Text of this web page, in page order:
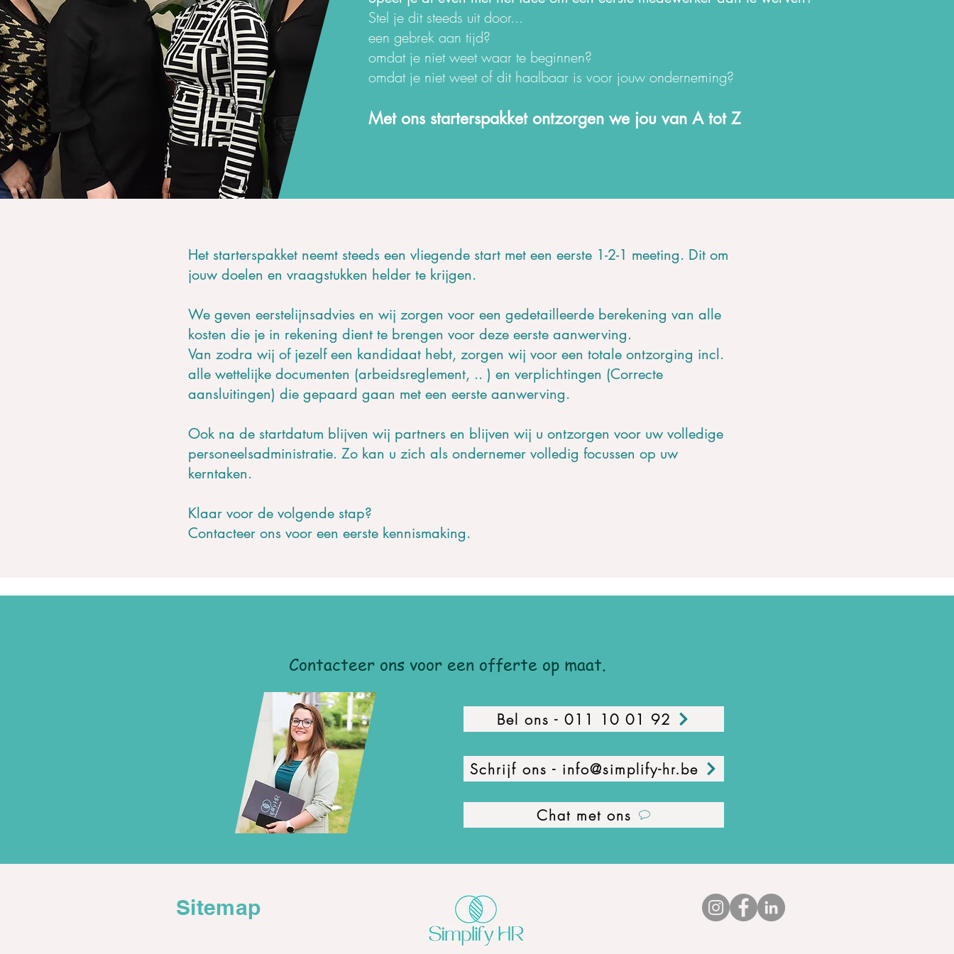
Stel je dit steeds uit door...
een gebrek aan tijd?
omdat je niet weet waar te beginnen?
omdat je niet weet of dit haalbaar is voor jouw onderneming?
Met ons starterspakket ontzorgen we jou van A tot Z
Het starterspakket neemt steeds een vliegende start met een eerste 1-2-1 meeting. Dit om
jouw doelen en vraagstukken helder te krijgen.
We geven eerstelijnsadvies en wij zorgen voor een gedetailleerde berekening van alle
kosten die je in rekening dient te brengen voor deze eerste aanwerving.
Van zodra wij of jezelf een kandidaat hebt, zorgen wij voor een totale ontzorging incl.
alle wettelijke documenten (arbeidsreglement, .. ) en verplichtingen (Correcte
aansluitingen) die gepaard gaan met een eerste aanwerving.
Ook na de startdatum blijven wij partners en blijven wij u ontzorgen voor uw volledige
personeelsadministratie. Zo kan u zich als ondernemer volledig focussen op uw
kerntaken.
Klaar voor de volgende stap?
Contacteer ons voor een eerste kennismaking.
Contacteer ons voor een offerte op maat.
Bel ons - 011 10 01 92
Schrijf ons - info@simplify-hr.be
Chat met ons
Sitemap